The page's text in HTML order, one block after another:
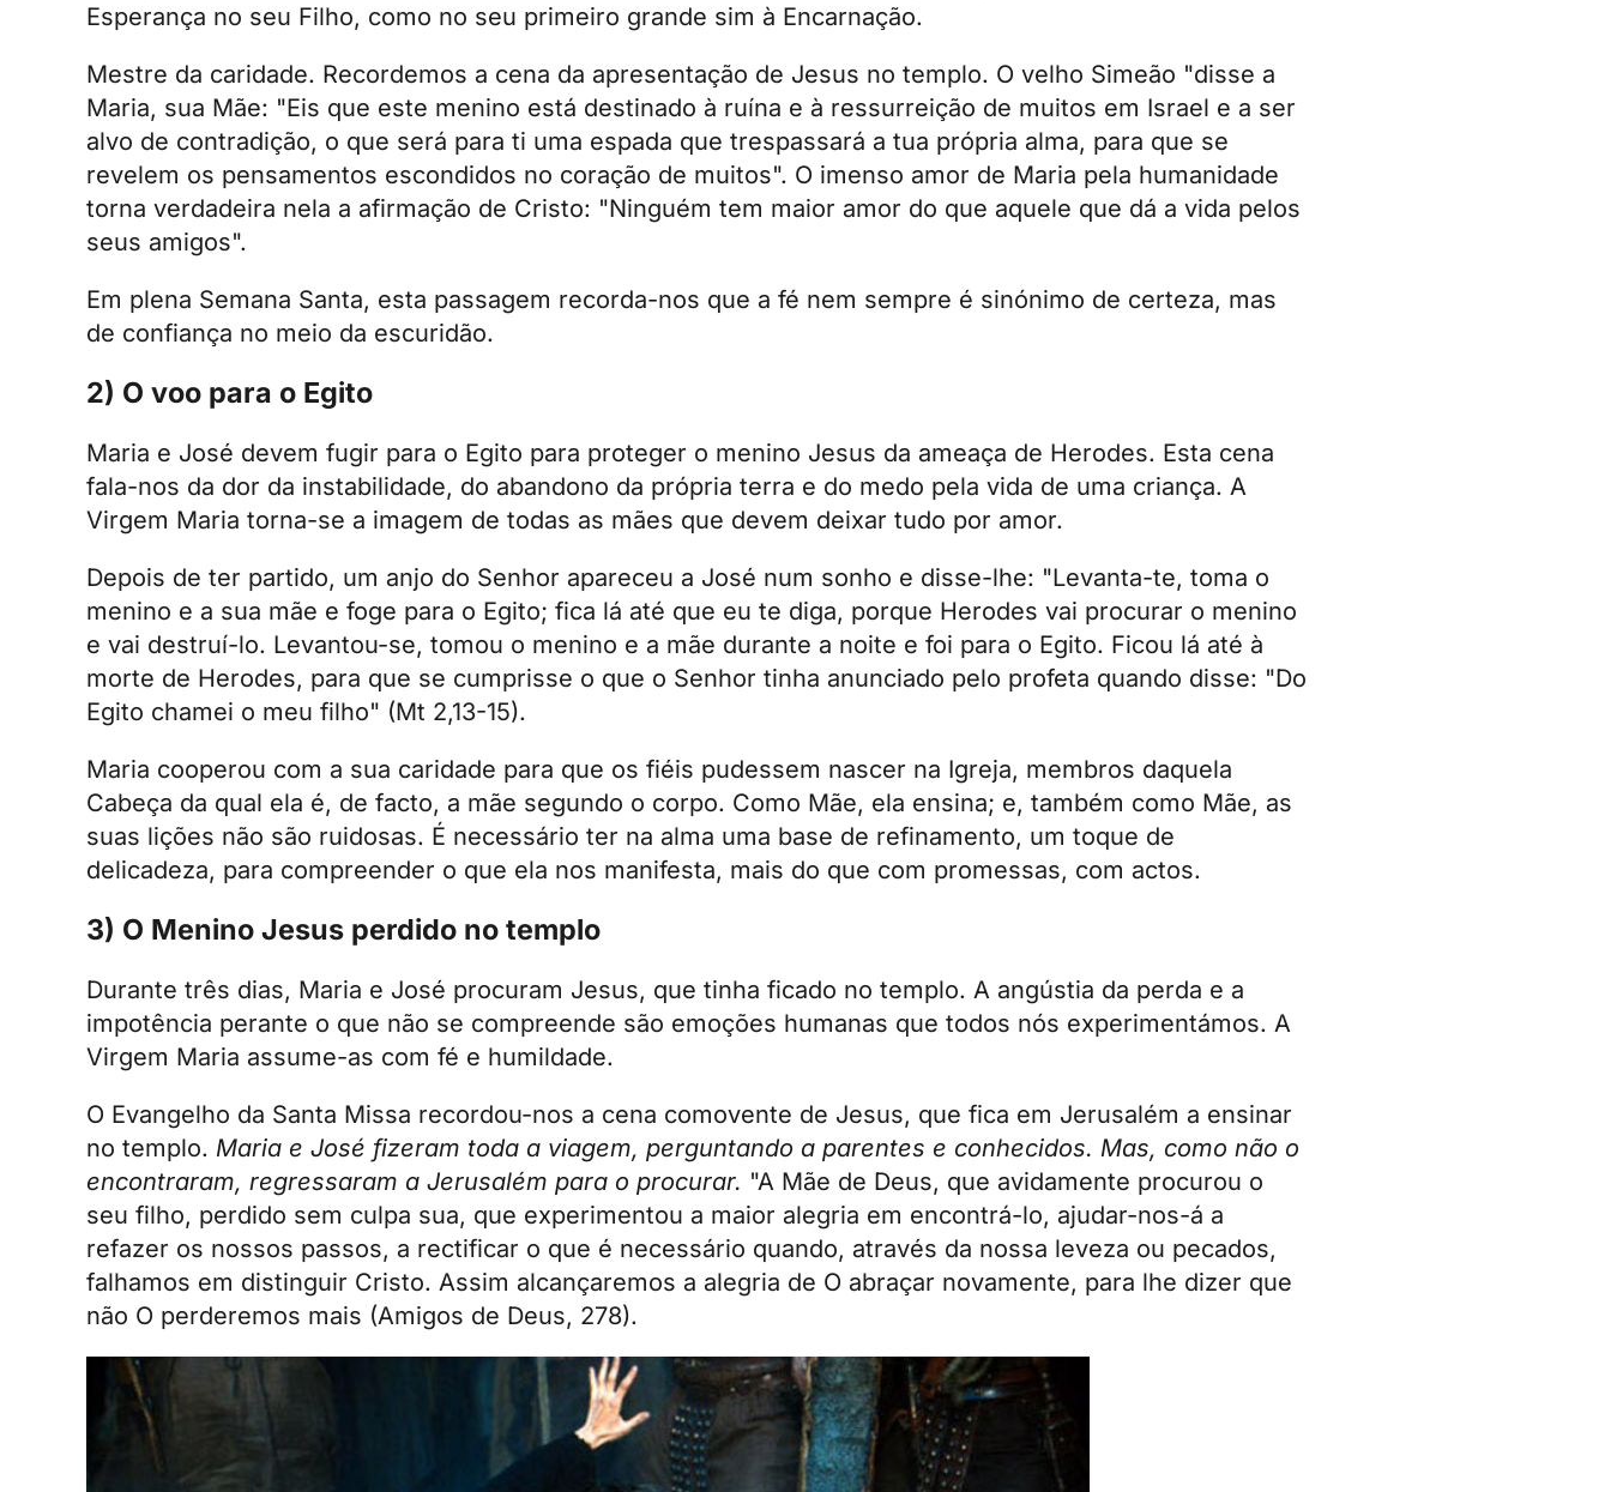
Esperança no seu Filho, como no seu primeiro grande sim à Encarnação.
Mestre da caridade. Recordemos a cena da apresentação de Jesus no templo. O velho Simeão "disse a
Maria, sua Mãe: "Eis que este menino está destinado à ruína e à ressurreição de muitos em Israel e a ser
alvo de contradição, o que será para ti uma espada que trespassará a tua própria alma, para que se
revelem os pensamentos escondidos no coração de muitos". O imenso amor de Maria pela humanidade
torna verdadeira nela a afirmação de Cristo: "Ninguém tem maior amor do que aquele que dá a vida pelos
seus amigos".
Em plena Semana Santa, esta passagem recorda-nos que a fé nem sempre é sinónimo de certeza, mas
de confiança no meio da escuridão.
2) O voo para o Egito
Maria e José devem fugir para o Egito para proteger o menino Jesus da ameaça de Herodes. Esta cena
fala-nos da dor da instabilidade, do abandono da própria terra e do medo pela vida de uma criança. A
Virgem Maria torna-se a imagem de todas as mães que devem deixar tudo por amor.
Depois de ter partido, um anjo do Senhor apareceu a José num sonho e disse-lhe: "Levanta-te, toma o
menino e a sua mãe e foge para o Egito; fica lá até que eu te diga, porque Herodes vai procurar o menino
e vai destruí-lo. Levantou-se, tomou o menino e a mãe durante a noite e foi para o Egito. Ficou lá até à
morte de Herodes, para que se cumprisse o que o Senhor tinha anunciado pelo profeta quando disse: "Do
Egito chamei o meu filho" (Mt 2,13-15).
Maria cooperou com a sua caridade para que os fiéis pudessem nascer na Igreja, membros daquela
Cabeça da qual ela é, de facto, a mãe segundo o corpo. Como Mãe, ela ensina; e, também como Mãe, as
suas lições não são ruidosas. É necessário ter na alma uma base de refinamento, um toque de
delicadeza, para compreender o que ela nos manifesta, mais do que com promessas, com actos.
3) O Menino Jesus perdido no templo
Durante três dias, Maria e José procuram Jesus, que tinha ficado no templo. A angústia da perda e a
impotência perante o que não se compreende são emoções humanas que todos nós experimentámos. A
Virgem Maria assume-as com fé e humildade.
O Evangelho da Santa Missa recordou-nos a cena comovente de Jesus, que fica em Jerusalém a ensinar
no templo. Maria e José fizeram toda a viagem, perguntando a parentes e conhecidos. Mas, como não o
encontraram, regressaram a Jerusalém para o procurar. "A Mãe de Deus, que avidamente procurou o
seu filho, perdido sem culpa sua, que experimentou a maior alegria em encontrá-lo, ajudar-nos-á a
refazer os nossos passos, a rectificar o que é necessário quando, através da nossa leveza ou pecados,
falhamos em distinguir Cristo. Assim alcançaremos a alegria de O abraçar novamente, para lhe dizer que
não O perderemos mais (Amigos de Deus, 278).